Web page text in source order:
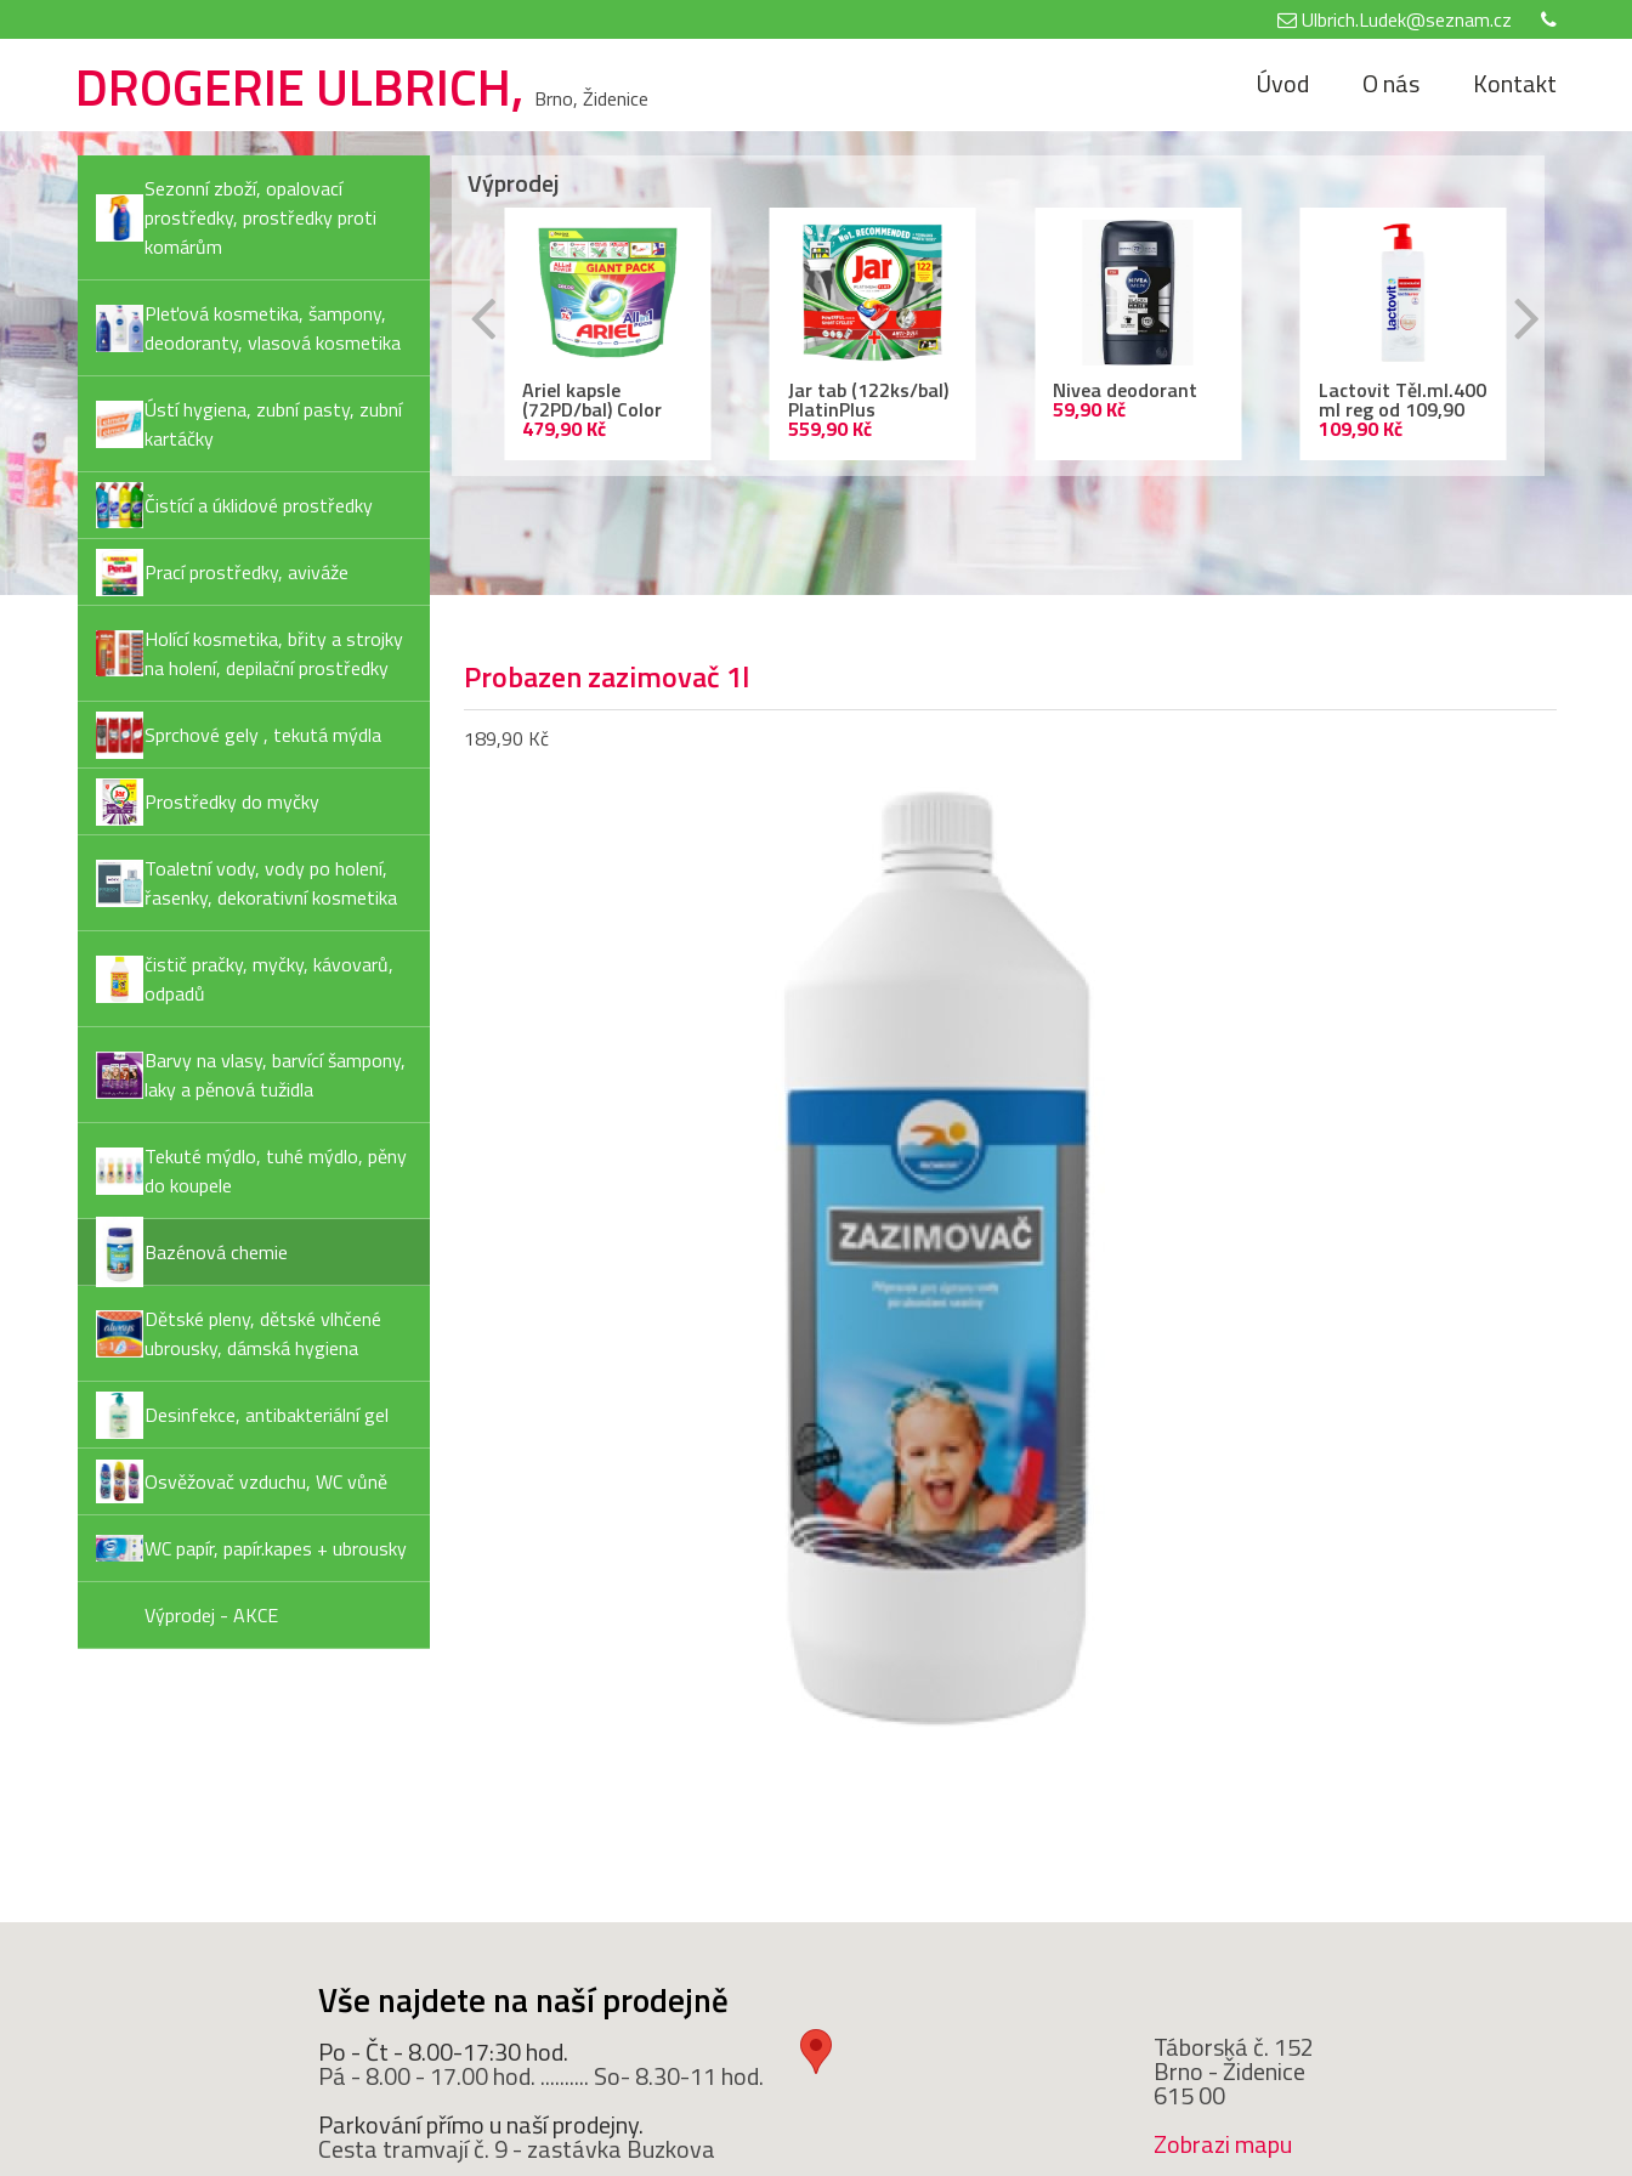
Ulbrich.Ludek@seznam.cz
DROGERIE ULBRICH, Brno, Židenice Úvod O nás Kontakt
Sezonní zboží, opalovací
prostředky, prostředky proti
komárům
Pleťová kosmetika, šampony,
deodoranty, vlasová kosmetika
Ústí hygiena, zubní pasty, zubní
kartáčky
Čistící a úklidové prostředky
Prací prostředky, aviváže
Holící kosmetika, břity a strojky
na holení, depilační prostředky
Sprchové gely , tekutá mýdla
Prostředky do myčky
Toaletní vody, vody po holení,
řasenky, dekorativní kosmetika
čistič pračky, myčky, kávovarů,
odpadů
Barvy na vlasy, barvící šampony,
laky a pěnová tužidla
Tekuté mýdlo, tuhé mýdlo, pěny
do koupele
Bazénová chemie
Dětské pleny, dětské vlhčené
ubrousky, dámská hygiena
Desinfekce, antibakteriální gel
Osvěžovač vzduchu, WC vůně
WC papír, papír.kapes + ubrousky
Výprodej - AKCE
Výprodej
Invisible Pure
Kč
(72PD/bal) Color
479,90 Kč
Jar tab (122ks/bal)
PlatinPlus
559,90 Kč
Nivea deodorant
59,90 Kč
Lactovit Těl.ml.400
ml reg od 109,90
109,90 Kč
Air Wick 250ml
69,90 Kč
Probazen zazimovač 1l
189,90 Kč
Vše najdete na naší prodejně
Po - Čt - 8.00-17:30 hod.
Pá - 8.00 - 17.00 hod. .......... So- 8.30-11 hod.
Parkování přímo u naší prodejny.
Cesta tramvají č. 9 - zastávka Buzkova
Táborská č. 152
Brno - Židenice
615 00
Zobrazi mapu